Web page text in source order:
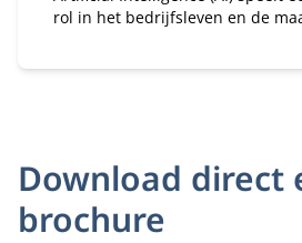
rol in het bedrijfsleven en de
Download direct
brochure